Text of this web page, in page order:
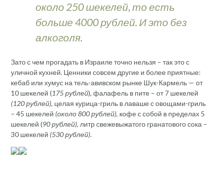
около 250 шекелей, то есть
больше 4000 рублей. И это без
алкоголя.
Зато с чем прогадать в Израиле точно нельзя – так это с
уличной кухней. Ценники совсем другие и более приятные:
кебаб или хумус на тель-авивском рынке Шук-Кармель — от
10 шекелей (175 рублей), фалафель в пите – от 7 шекелей
(120 рублей), целая курица-гриль в лаваше с овощами-гриль
– 45 шекелей (около 800 рублей), кофе с собой в пределах 5
шекелей (90 рублей), литр свежевыжатого гранатового сока –
30 шекелей (530 рублей).